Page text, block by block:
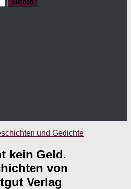
und Gedichte
kein Geld.
von
Verlag